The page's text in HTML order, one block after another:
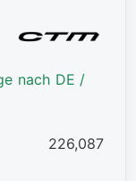
nach DE /
226,087